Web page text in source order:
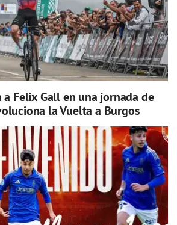
a Felix Gall en una jornada de
la Vuelta a Burgos